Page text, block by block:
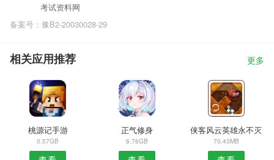
考试资料网
备案号：豫B2-20030028-29
相关应用推荐 更多
桃源记手游
0.57GB
正气修身
6.76GB
侠客风云英雄永不灭
70.43MB